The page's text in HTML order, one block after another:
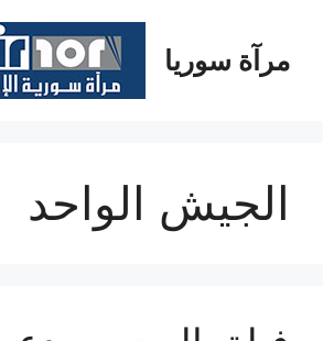
المحتوىمرآة سوريا
الجيش الواحد